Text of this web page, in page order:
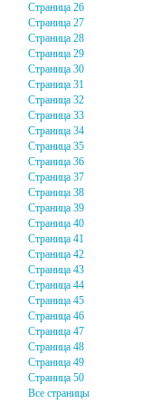
Страница 26
Страница 27
Страница 28
Страница 29
Страница 30
Страница 31
Страница 32
Страница 33
Страница 34
Страница 35
Страница 36
Страница 37
Страница 38
Страница 39
Страница 40
Страница 41
Страница 42
Страница 43
Страница 44
Страница 45
Страница 46
Страница 47
Страница 48
Страница 49
Страница 50
Все страницы